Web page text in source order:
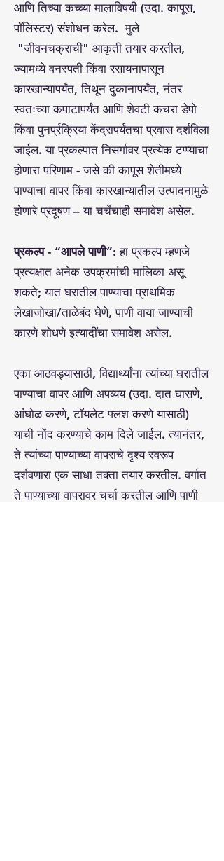
आणि तिच्या कच्च्या मालाविषयी (उदा. कापूस,
पॉलिस्टर) संशोधन करेल. मुले
"जीवनचक्राची" आकृती तयार करतील,
ज्यामध्ये वनस्पती किंवा रसायनापासून
कारखान्यापर्यंत, तिथून दुकानापर्यंत, नंतर
स्वतःच्या कपाटापर्यंत आणि शेवटी कचरा डेपो
किंवा पुनर्प्रक्रिया केंद्रापर्यंतचा प्रवास दर्शविला
जाईल. या प्रकल्पात निसर्गावर प्रत्येक टप्प्याचा
होणारा परिणाम - जसे की कापूस शेतीमध्ये
पाण्याचा वापर किंवा कारखान्यातील उत्पादनामुळे
होणारे प्रदूषण – या चर्चेचाही समावेश असेल.
प्रकल्प - “आपले पाणी”:हा प्रकल्प म्हणजे
प्रत्यक्षात अनेक उपक्रमांची मालिका असू
शकते; यात घरातील पाण्याचा प्राथमिक
लेखाजोखा/ताळेबंद घेणे, पाणी वाया जाण्याची
कारणे शोधणे इत्यादींचा समावेश असेल.
एका आठवड्यासाठी, विद्यार्थ्यांना त्यांच्या घरातील
पाण्याचा वापर आणि अपव्यय (उदा. दात घासणे,
आंघोळ करणे, टॉयलेट फ्लश करणे यासाठी)
याची नोंद करण्याचे काम दिले जाईल. त्यानंतर,
ते त्यांच्या पाण्याच्या वापराचे दृश्य स्वरूप
दर्शवणारा एक साधा तक्ता तयार करतील. वर्गात
ते पाण्याच्या वापरावर चर्चा करतील आणि पाणी